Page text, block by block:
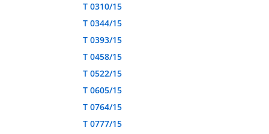
T 0310/15
T 0344/15
T 0393/15
T 0458/15
T 0522/15
T 0605/15
T 0764/15
T 0777/15